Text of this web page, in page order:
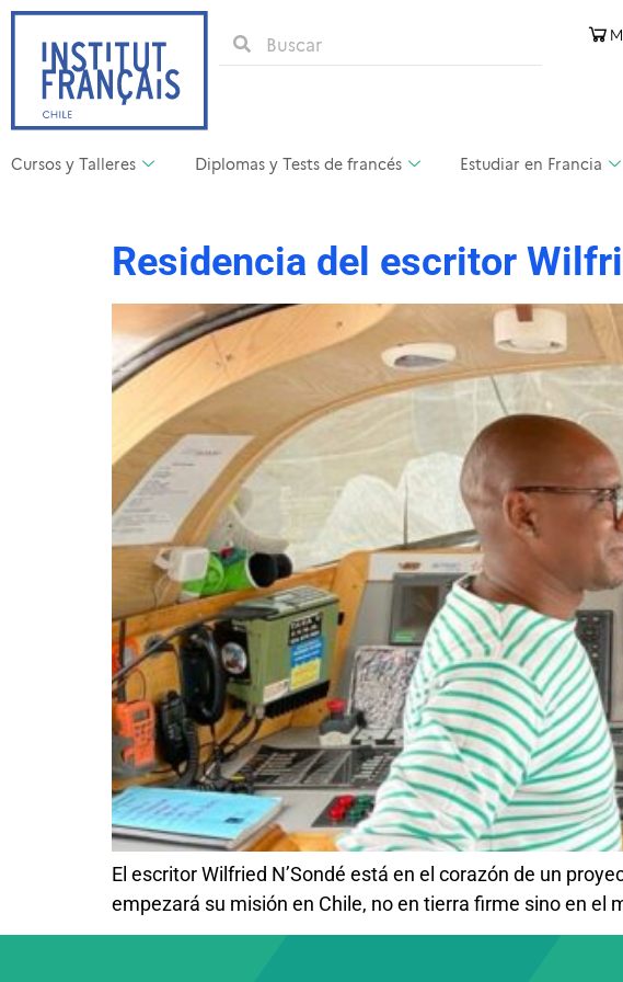
Cursos y Talleres Diplomas y Tests de francés Estudiar en Francia
Residencia del escritor
El escritor Wilfried N’Sondé está en el corazón de un
empezará su misión en Chile, no en tierra firme sino en el